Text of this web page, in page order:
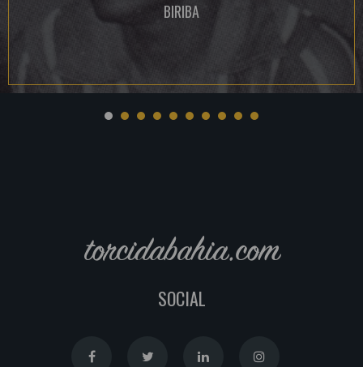
BIRIBA
torcidabahia.com
SOCIAL